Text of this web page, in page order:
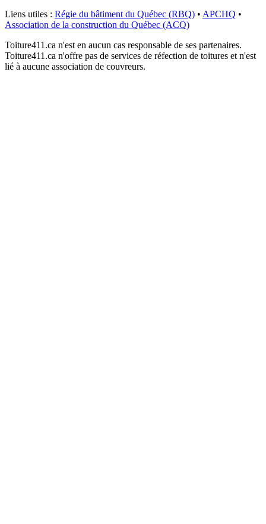
Liens utiles : Régie du bâtiment du Québec (RBQ) • APCHQ •
Association de la construction du Québec (ACQ)
Toiture411.ca n'est en aucun cas responsable de ses partenaires.
Toiture411.ca n'offre pas de services de réfection de toitures et n'est
lié à aucune association de couvreurs.